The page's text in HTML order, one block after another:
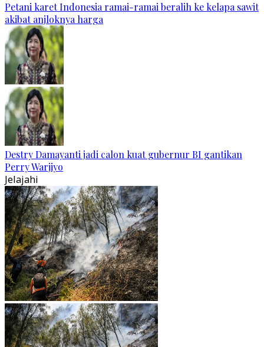
Petani karet Indonesia ramai-ramai beralih ke kelapa sawit
akibat anjloknya harga
Destry Damayanti jadi calon kuat gubernur BI gantikan
Perry Warjiyo
Jelajahi